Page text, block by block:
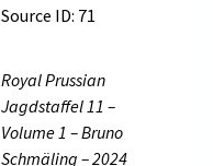
Source ID: 71
Royal Prussian
Jagdstaffel 11 –
Volume 1 – Bruno
Schmäling – 2024